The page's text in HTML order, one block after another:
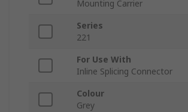
Mounting Carrier
Series
221
For Use With
Inline Splicing Connector
Colour
Grey